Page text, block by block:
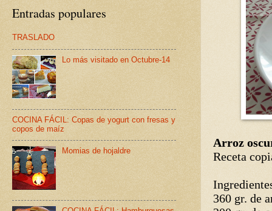
Arroz
Receta
360 gr. de
Entradas populares
TRASLADO
Lo más visitado en Octubre-14
COCINA FÁCIL: Copas de yogurt con fresas y
copos de maíz
Momias de hojaldre